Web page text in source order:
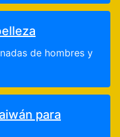
de hombres y
para